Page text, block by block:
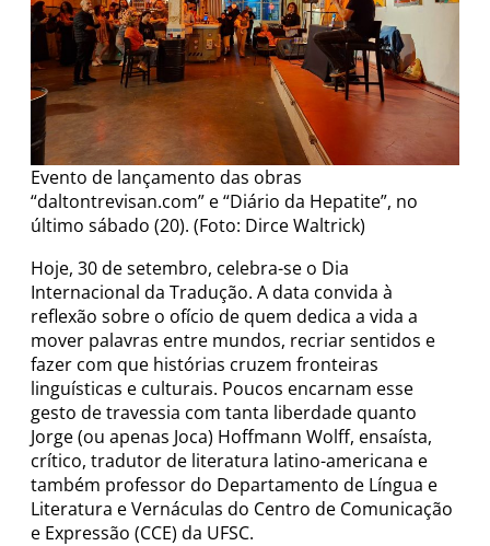
Evento de lançamento das obras
“daltontrevisan.com” e “Diário da Hepatite”, no
último sábado (20). (Foto: Dirce Waltrick)
Hoje, 30 de setembro, celebra-se o Dia
Internacional da Tradução. A data convida à
reflexão sobre o ofício de quem dedica a vida a
mover palavras entre mundos, recriar sentidos e
fazer com que histórias cruzem fronteiras
linguísticas e culturais. Poucos encarnam esse
gesto de travessia com tanta liberdade quanto
Jorge (ou apenas Joca) Hoffmann Wolff, ensaísta,
crítico, tradutor de literatura latino-americana e
também professor do Departamento de Língua e
Literatura e Vernáculas do Centro de Comunicação
e Expressão (CCE) da UFSC.